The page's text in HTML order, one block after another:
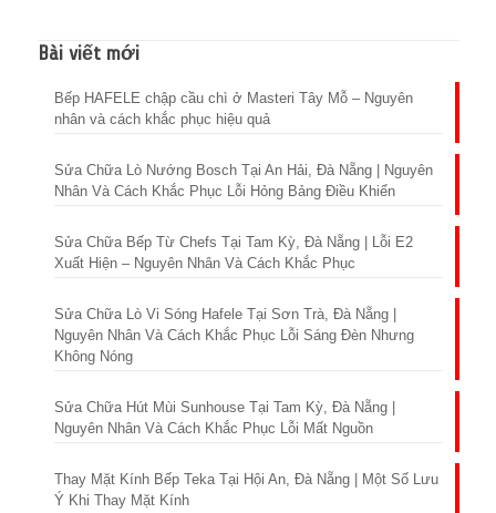
Bài viết mới
Bếp HAFELE chập cầu chì ở Masteri Tây Mỗ – Nguyên
nhân và cách khắc phục hiệu quả
Sửa Chữa Lò Nướng Bosch Tại An Hải, Đà Nẵng | Nguyên
Nhân Và Cách Khắc Phục Lỗi Hỏng Bảng Điều Khiển
Sửa Chữa Bếp Từ Chefs Tại Tam Kỳ, Đà Nẵng | Lỗi E2
Xuất Hiện – Nguyên Nhân Và Cách Khắc Phục
Sửa Chữa Lò Vi Sóng Hafele Tại Sơn Trà, Đà Nẵng |
Nguyên Nhân Và Cách Khắc Phục Lỗi Sáng Đèn Nhưng
Không Nóng
Sửa Chữa Hút Mùi Sunhouse Tại Tam Kỳ, Đà Nẵng |
Nguyên Nhân Và Cách Khắc Phục Lỗi Mất Nguồn
Thay Mặt Kính Bếp Teka Tại Hội An, Đà Nẵng | Một Số Lưu
Ý Khi Thay Mặt Kính